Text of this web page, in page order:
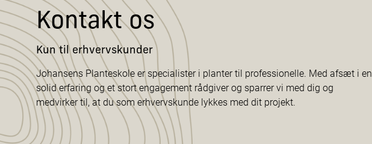
Kontakt os
Kun til erhvervskunder
Johansens Planteskole er specialister i planter til professionelle. Med afsæt i en
solid erfaring og et stort engagement rådgiver og sparrer vi med dig og
medvirker til, at du som erhvervskunde lykkes med dit projekt.